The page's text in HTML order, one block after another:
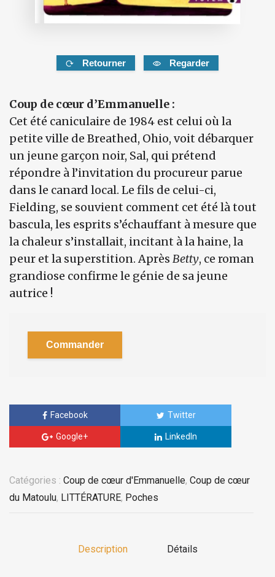
Retourner Regarder
Coup de cœur d’Emmanuelle :
Cet été caniculaire de 1984 est celui où la
petite ville de Breathed, Ohio, voit débarquer
un jeune garçon noir, Sal, qui prétend
répondre à l’invitation du procureur parue
dans le canard local. Le fils de celui-ci,
Fielding, se souvient comment cet été là tout
bascula, les esprits s’échauffant à mesure que
la chaleur s’installait, incitant à la haine, la
peur et la superstition. Après Betty, ce roman
grandiose confirme le génie de sa jeune
autrice !
Commander
Facebook Twitter
Google+ LinkedIn
Catégories : Coup de cœur d'Emmanuelle, Coup de cœur
du Matoulu, LITTÉRATURE, Poches
Description Détails